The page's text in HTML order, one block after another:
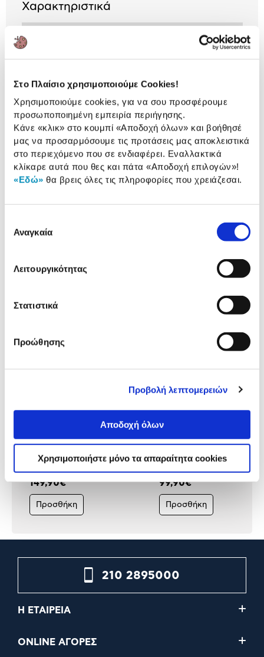
Στο Πλαίσιο χρησιμοποιούμε Cookies!
Χρησιμοποιούμε cookies, για να σου προσφέρουμε
προσωποποιημένη εμπειρία περιήγησης.
Κάνε «κλικ» στο κουμπί «Αποδοχή όλων» και βοήθησέ
μας να προσαρμόσουμε τις προτάσεις μας αποκλειστικά
στο περιεχόμενο που σε ενδιαφέρει. Εναλλακτικά
κλίκαρε αυτά που θες και πάτα «Αποδοχή επιλογών»!
«Εδώ» θα βρεις όλες τις πληροφορίες που χρειάζεσαι.
συγκατάθεσης
Αναγκαία
Λειτουργικότητας
Στατιστικά
Προώθησης
Προβολή λεπτομερειών
Αποδοχή όλων
Χρησιμοποιήστε μόνο τα απαραίτητα cookies
Χαρακτηριστικά
Smart Bulbs
Application: Nanoleaf
Αναλυτική
παρουσίαση
Αναλυτική παρουσίαση
Αξιολογήσεις
προϊόν με εσένα!
Lamp 2 Pro x Sound by JBL
149,90€
Προσθήκη
Nanoleaf Shapes Triangles
Smarter Kit 4Pack
99,90€
Προσθήκη
210 2895000
Η ΕΤΑΙΡΕΙΑ
ONLINE ΑΓΟΡΕΣ